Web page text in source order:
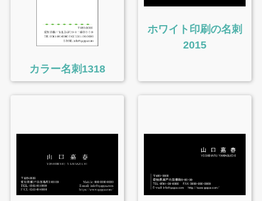
カラー名刺1318
ホワイト印刷の名刺
2015